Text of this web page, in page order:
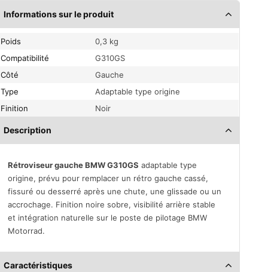
Informations sur le produit
Poids
0,3 kg
Compatibilité
G310GS
Côté
Gauche
Type
Adaptable type origine
Finition
Noir
Description
Rétroviseur gauche BMW G310GS adaptable type
origine, prévu pour remplacer un rétro gauche cassé,
fissuré ou desserré après une chute, une glissade ou un
accrochage. Finition noire sobre, visibilité arrière stable
et intégration naturelle sur le poste de pilotage BMW
Motorrad.
Caractéristiques